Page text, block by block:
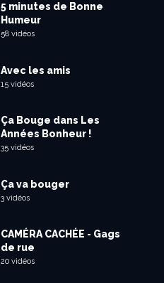
5 minutes de Bonne
Humeur
58 vidéos
Avec les amis
15 vidéos
Ça Bouge dans Les
Années Bonheur !
35 vidéos
Ça va bouger
3 vidéos
CAMÉRA CACHÉE - Gags
de rue
20 vidéos